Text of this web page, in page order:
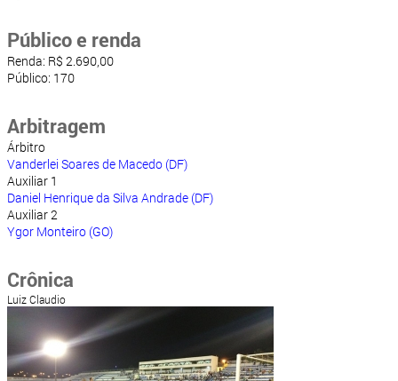
Público e renda
Renda: R$ 2.690,00
Público: 170
Arbitragem
Árbitro
Vanderlei Soares de Macedo (DF)
Auxiliar 1
Daniel Henrique da Silva Andrade (DF)
Auxiliar 2
Ygor Monteiro (GO)
Crônica
Luiz Claudio